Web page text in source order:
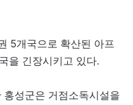
5개국으로 확산된 아프
을 긴장시키고 있다.
성군은 거점소독시설을